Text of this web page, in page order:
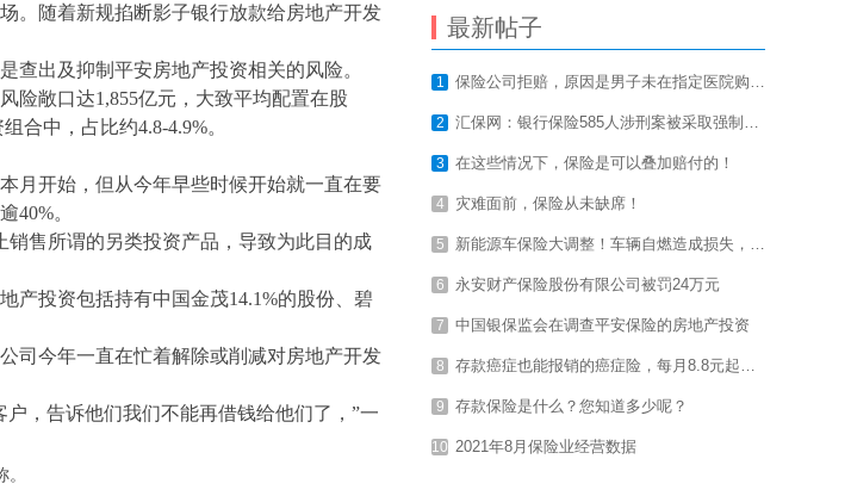
。随着新规掐断影子银行放款给房地产开发
查出及抑制平安房地产投资相关的风险。
险敞口达1,855亿元，大致平均配置在股
合中，占比约4.8-4.9%。
月开始，但从今年早些时候开始就一直在要
40%。
销售所谓的另类投资产品，导致为此目的成
产投资包括持有中国金茂14.1%的股份、碧
司今年一直在忙着解除或削减对房地产开发
，告诉他们我们不能再借钱给他们了，”一
最新帖子
1 保险公司拒赔，原因是男子未在指定医院购买抗癌药品
2 汇保网：银行保险585人涉刑案被采取强制措施
3 在这些情况下，保险是可以叠加赔付的！
4 灾难面前，保险从未缺席！
5 新能源车保险大调整！车辆自燃造成损失，还能翻倍赔偿？
6 永安财产保险股份有限公司被罚24万元
7 中国银保监会在调查平安保险的房地产投资
8 存款癌症也能报销的癌症险，每月8.8元起，最高保200万，不限社保
9 存款保险是什么？您知道多少呢？
10 2021年8月保险业经营数据